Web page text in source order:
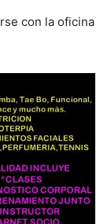
con la oficina